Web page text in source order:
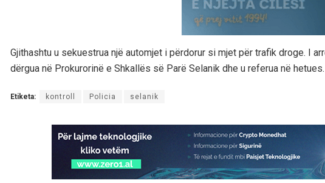
Gjithashtu u sekuestrua një automjet i përdorur si mjet për trafik droge. I
dërgua në Prokurorinë e Shkallës së Parë Selanik dhe u referua në hetues.
Etiketa: kontroll Policia selanik